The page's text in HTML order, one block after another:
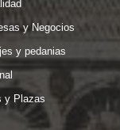
y Negocios
y pedanias
y Plazas